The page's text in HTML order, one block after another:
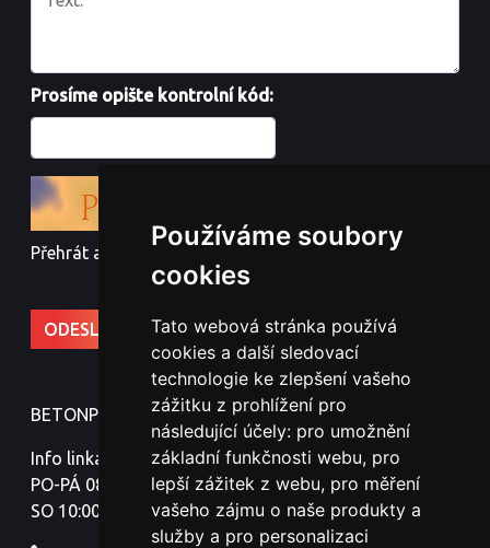
Používáme soubory
cookies
Tato webová stránka používá
cookies a další sledovací
technologie ke zlepšení vašeho
zážitku z prohlížení pro
následující účely: pro umožnění
základní funkčnosti webu, pro
lepší zážitek z webu, pro měření
vašeho zájmu o naše produkty a
služby a pro personalizaci
Prosíme opište kontrolní kód:
Přehrát audio kód
BETONPLOTY - Jindřich Nováček
Info linka:
PO-PÁ 08:00-18:00
SO 10:00-16:00